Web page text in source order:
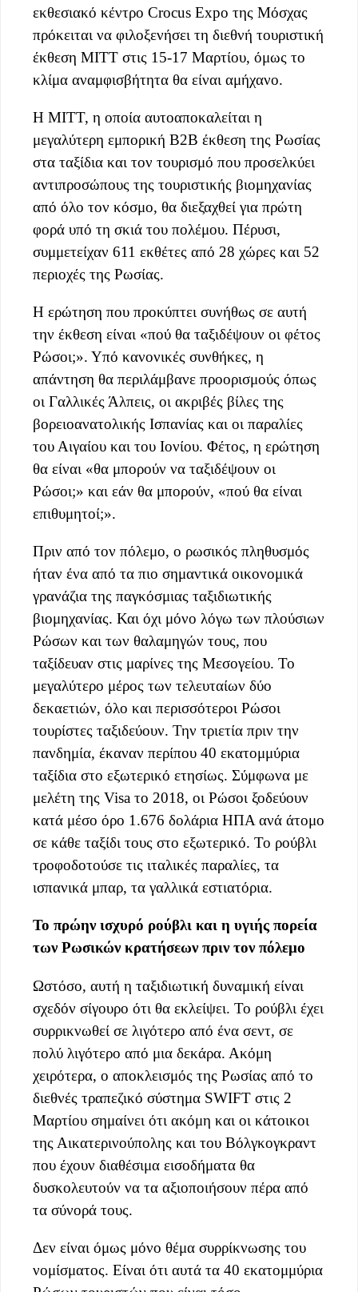
εκθεσιακό κέντρο Crocus Expo της Μόσχας
πρόκειται να φιλοξενήσει τη διεθνή τουριστική
έκθεση MITT στις 15-17 Μαρτίου, όμως το
κλίμα αναμφισβήτητα θα είναι αμήχανο.
Η MITT, η οποία αυτοαποκαλείται η
μεγαλύτερη εμπορική Β2B έκθεση της Ρωσίας
στα ταξίδια και τον τουρισμό που προσελκύει
αντιπροσώπους της τουριστικής βιομηχανίας
από όλο τον κόσμο, θα διεξαχθεί για πρώτη
φορά υπό τη σκιά του πολέμου. Πέρυσι,
συμμετείχαν 611 εκθέτες από 28 χώρες και 52
περιοχές της Ρωσίας.
Η ερώτηση που προκύπτει συνήθως σε αυτή
την έκθεση είναι «πού θα ταξιδέψουν οι φέτος
Ρώσοι;». Υπό κανονικές συνθήκες, η
απάντηση θα περιλάμβανε προορισμούς όπως
οι Γαλλικές Άλπεις, οι ακριβές βίλες της
βορειοανατολικής Ισπανίας και οι παραλίες
του Αιγαίου και του Ιονίου. Φέτος, η ερώτηση
θα είναι «θα μπορούν να ταξιδέψουν οι
Ρώσοι;» και εάν θα μπορούν, «πού θα είναι
επιθυμητοί;».
Πριν από τον πόλεμο, ο ρωσικός πληθυσμός
ήταν ένα από τα πιο σημαντικά οικονομικά
γρανάζια της παγκόσμιας ταξιδιωτικής
βιομηχανίας. Και όχι μόνο λόγω των πλούσιων
Ρώσων και των θαλαμηγών τους, που
ταξίδευαν στις μαρίνες της Μεσογείου. Το
μεγαλύτερο μέρος των τελευταίων δύο
δεκαετιών, όλο και περισσότεροι Ρώσοι
τουρίστες ταξιδεύουν. Την τριετία πριν την
πανδημία, έκαναν περίπου 40 εκατομμύρια
ταξίδια στο εξωτερικό ετησίως. Σύμφωνα με
μελέτη της Visa το 2018, οι Ρώσοι ξοδεύουν
κατά μέσο όρο 1.676 δολάρια ΗΠΑ ανά άτομο
σε κάθε ταξίδι τους στο εξωτερικό. Το ρούβλι
τροφοδοτούσε τις ιταλικές παραλίες, τα
ισπανικά μπαρ, τα γαλλικά εστιατόρια.
Το πρώην ισχυρό ρούβλι και η υγιής πορεία
των Ρωσικών κρατήσεων πριν τον πόλεμο
Ωστόσο, αυτή η ταξιδιωτική δυναμική είναι
σχεδόν σίγουρο ότι θα εκλείψει. Το ρούβλι έχει
συρρικνωθεί σε λιγότερο από ένα σεντ, σε
πολύ λιγότερο από μια δεκάρα. Ακόμη
χειρότερα, ο αποκλεισμός της Ρωσίας από το
διεθνές τραπεζικό σύστημα SWIFT στις 2
Μαρτίου σημαίνει ότι ακόμη και οι κάτοικοι
της Αικατερινούπολης και του Βόλγκογκραντ
που έχουν διαθέσιμα εισοδήματα θα
δυσκολευτούν να τα αξιοποιήσουν πέρα από
τα σύνορά τους.
Δεν είναι όμως μόνο θέμα συρρίκνωσης του
νομίσματος. Είναι ότι αυτά τα 40 εκατομμύρια